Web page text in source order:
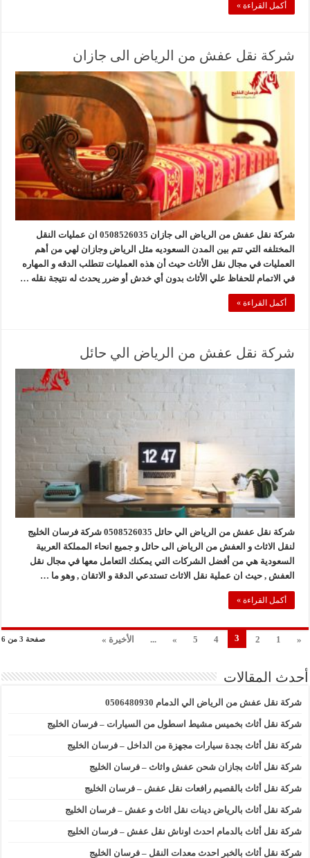
أكمل القراءة »
شركة نقل عفش من الرياض الى جازان
شركة نقل عفش من الرياض الى جازان 0508526035 ان عمليات النقل
المختلفه التي تتم بين المدن السعوديه مثل الرياض وجازان لهي من أهم
العمليات في مجال نقل الأثاث حيث أن هذه العمليات تتطلب الدقه و المهاره
في الاتمام للحفاظ علي الأثاث بدون أي خدش أو ضرر يحدث له نتيجة نقله …
أكمل القراءة »
شركة نقل عفش من الرياض الي حائل
شركة نقل عفش من الرياض الي حائل 0508526035 شركة فرسان الخليج
لنقل الاثاث و العفش من الرياض الى حائل و جميع انحاء المملكة العربية
السعودية هي من أفضل الشركات التي يمكنك التعامل معها في مجال نقل
العفش , حيث ان عملية نقل الاثاث تستدعي الدقة و الاتقان , وهو ما …
أكمل القراءة »
صفحة 3 من 6 «
1
2
3
4
5
»
... الأخيرة »
أحدث المقالات
شركة نقل عفش من الرياض الي الدمام 0506480930
شركة نقل أثاث بخميس مشيط اسطول من السيارات – فرسان الخليج
شركة نقل أثاث بجدة سيارات مجهزة من الداخل – فرسان الخليج
شركة نقل أثاث بجازان شحن عفش واثاث – فرسان الخليج
شركة نقل أثاث بالقصيم رافعات نقل عفش – فرسان الخليج
شركة نقل أثاث بالرياض دينات نقل اثاث و عفش – فرسان الخليج
شركة نقل أثاث بالدمام احدث اوناش نقل عفش – فرسان الخليج
شركة نقل أثاث بالخبر احدث معدات النقل – فرسان الخليج